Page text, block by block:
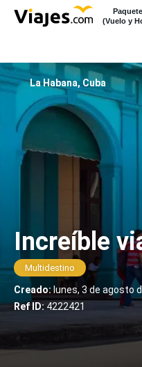
(Vuelo y
Increíble
Multidestino
Creado: lunes, 3 de agosto
Ref ID: 4222421
La Habana, Cuba